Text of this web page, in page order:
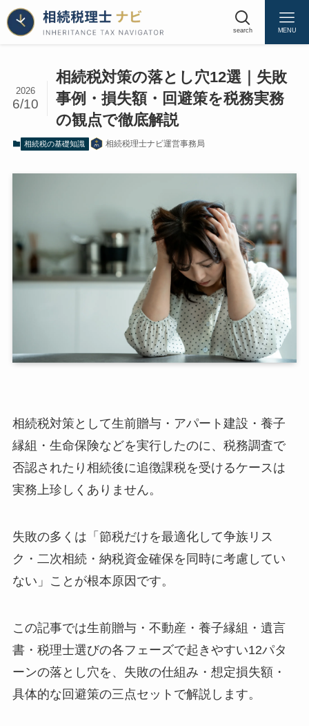
search MENU
相続税対策の落とし穴12選｜失敗
事例・損失額・回避策を税務実務
の観点で徹底解説
2026
6/10
相続税の基礎知識 相続税理士ナビ運営事務局
相続税対策として生前贈与・アパート建設・養子
縁組・生命保険などを実行したのに、税務調査で
否認されたり相続後に追徴課税を受けるケースは
実務上珍しくありません。
失敗の多くは「節税だけを最適化して争族リス
ク・二次相続・納税資金確保を同時に考慮してい
ない」ことが根本原因です。
この記事では生前贈与・不動産・養子縁組・遺言
書・税理士選びの各フェーズで起きやすい12パタ
ーンの落とし穴を、失敗の仕組み・想定損失額・
具体的な回避策の三点セットで解説します。
相続税対策が失敗する3つの根本原因
節税効果だけを追い求めて争族リスクと納
税資金を無視する
なる
生前贈与の落とし穴｜4つの典型的な失敗パタ
ーン
落とし穴1｜名義預金が「実質的な相続財
産」として全額戻される
落とし穴2｜毎年110万円の贈与が「定期金
の贈与」とみなされ一括課税
落とし穴3｜2024年改正・持ち戻し期間が3
年→7年に段階延長
的な失敗パターン
落とし穴5｜空室リスクを無視したアパート
建設で資産が毀損される
価基本通達6項が適用される
出て相続税が急増
養子縁組・生命保険の落とし穴｜3つの典型的
落とし穴8｜節税目的のみの養子縁組が否
落とし穴9｜生命保険の受取人設定ミスで
落とし穴10｜生命保険料の贈与で名義・支
払者設定を誤り贈与税が課される
遺言書・遺産分割の落とし穴｜2つの典型的な